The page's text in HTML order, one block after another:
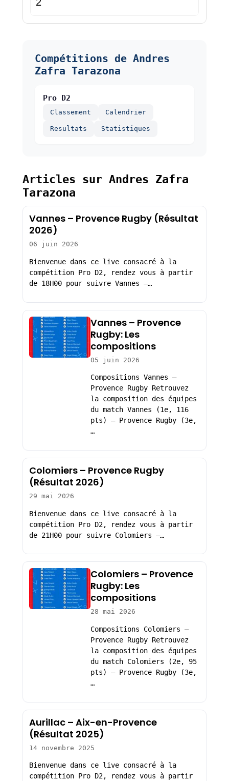
2
Compétitions de Andres
Zafra Tarazona
Pro D2
Classement Calendrier
Resultats Statistiques
Articles sur Andres Zafra
Tarazona
Vannes – Provence Rugby (Résultat
2026)
06 juin 2026
Bienvenue dans ce live consacré à la
compétition Pro D2, rendez vous à partir
de 18H00 pour suivre Vannes –…
Vannes – Provence
Rugby: Les
compositions
05 juin 2026
Compositions Vannes –
Provence Rugby Retrouvez
la composition des équipes
du match Vannes (1e, 116
pts) – Provence Rugby (3e,
…
Colomiers – Provence Rugby
(Résultat 2026)
29 mai 2026
Bienvenue dans ce live consacré à la
compétition Pro D2, rendez vous à partir
de 21H00 pour suivre Colomiers –…
Colomiers – Provence
Rugby: Les
compositions
28 mai 2026
Compositions Colomiers –
Provence Rugby Retrouvez
la composition des équipes
du match Colomiers (2e, 95
pts) – Provence Rugby (3e,
…
Aurillac – Aix-en-Provence
(Résultat 2025)
14 novembre 2025
Bienvenue dans ce live consacré à la
compétition Pro D2, rendez vous à partir